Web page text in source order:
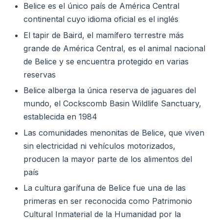
Belice es el único país de América Central
continental cuyo idioma oficial es el inglés
El tapir de Baird, el mamífero terrestre más
grande de América Central, es el animal nacional
de Belice y se encuentra protegido en varias
reservas
Belice alberga la única reserva de jaguares del
mundo, el Cockscomb Basin Wildlife Sanctuary,
establecida en 1984
Las comunidades menonitas de Belice, que viven
sin electricidad ni vehículos motorizados,
producen la mayor parte de los alimentos del
país
La cultura garífuna de Belice fue una de las
primeras en ser reconocida como Patrimonio
Cultural Inmaterial de la Humanidad por la